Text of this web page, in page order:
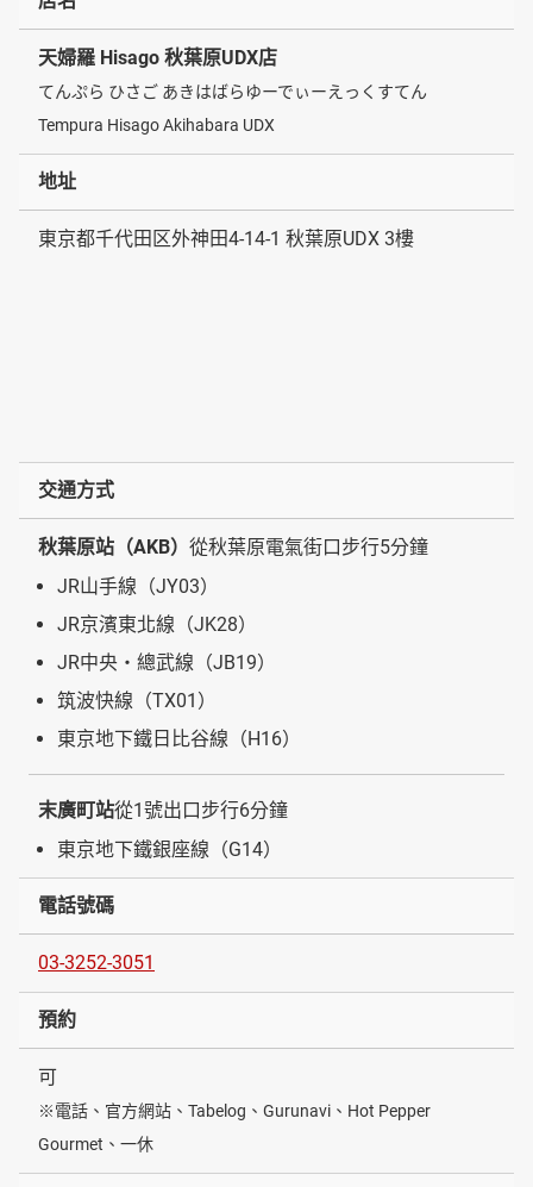
天婦羅 Hisago 秋葉原UDX店
てんぷら ひさご あきはばらゆーでぃーえっくすてん
Tempura Hisago Akihabara UDX
地址
東京都千代田区外神田4-14-1 秋葉原UDX 3樓
交通方式
秋葉原站（AKB） 從秋葉原電氣街口步行5分鐘
JR山手線（JY03）
JR京濱東北線（JK28）
JR中央・總武線（JB19）
筑波快線（TX01）
東京地下鐵日比谷線（H16）
末廣町站從1號出口步行6分鐘
東京地下鐵銀座線（G14）
電話號碼
03-3252-3051
預約
可
※電話、官方網站、Tabelog、Gurunavi、Hot Pepper
Gourmet、一休